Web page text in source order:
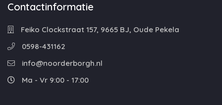
Contactinformatie
Feiko Clockstraat 157, 9665 BJ, Oude Pekela
0598-431162
info@noorderborgh.nl
Ma - Vr 9:00 - 17:00